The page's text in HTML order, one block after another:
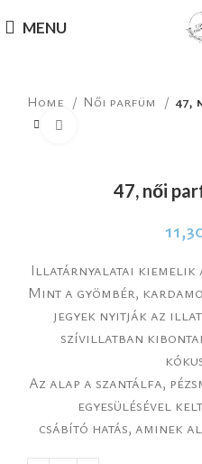
MENU
Home Női parfüm 47,
47, női
Illatárnyalatai kiemelik
Mint a gyömbér,
jegyek nyitják az
szívillatban
Az alap a szantálfa,
egyesülésével
csábító hatás, aminek